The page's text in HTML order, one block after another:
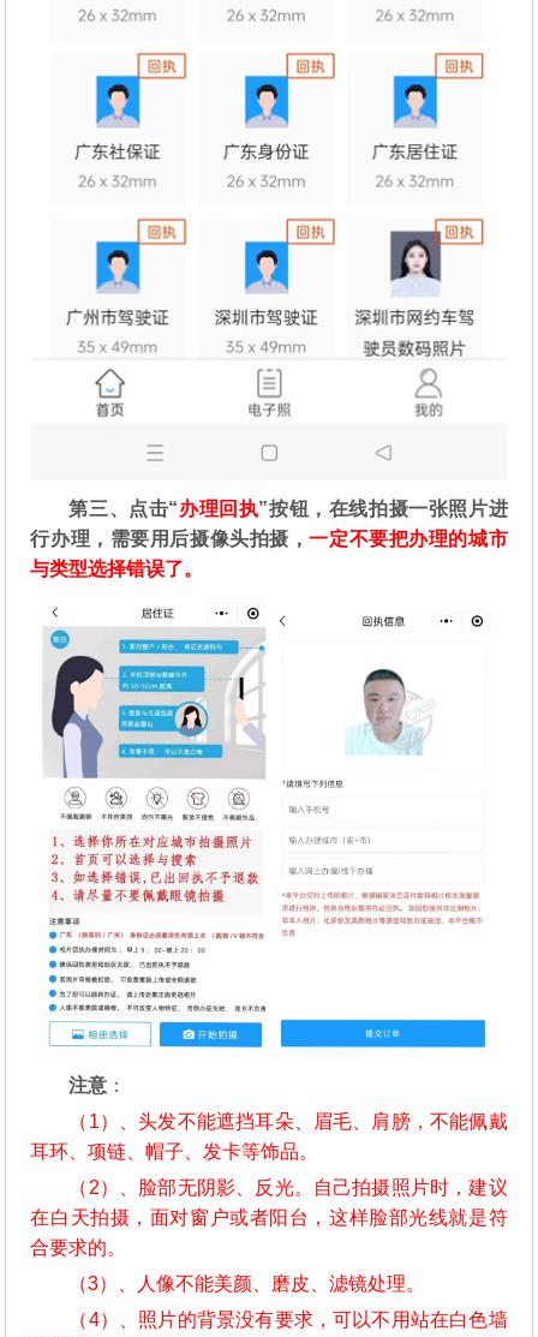
第三、点击“办理回执”按钮，在线拍摄一张照片进
行办理，需要用后摄像头拍摄，一定不要把办理的城市
与类型选择错误了。
注意 ：
（1）、头发不能遮挡耳朵、眉毛、肩膀，不能佩戴
耳环、项链、帽子、发卡等饰品。
（2）、脸部无阴影、反光。自己拍摄照片时，建议
在白天拍摄，面对窗户或者阳台，这样脸部光线就是符
合要求的。
（3）、人像不能美颜、磨皮、滤镜处理。
（4）、照片的背景没有要求，可以不用站在白色墙